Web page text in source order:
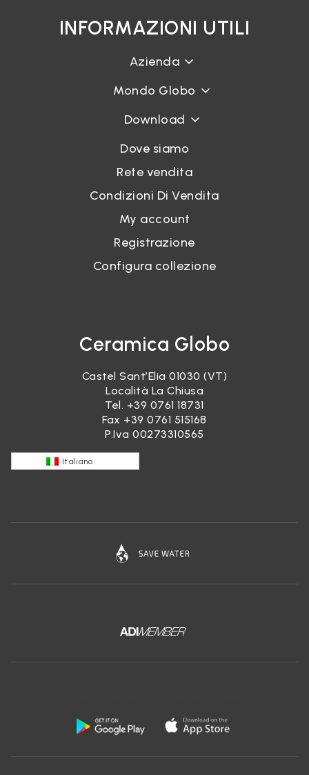
Recupera password
INFORMAZIONI UTILI
Azienda
Mondo Globo
Download
Dove siamo
Rete vendita
Condizioni Di Vendita
My account
Registrazione
Configura collezione
Ceramica Globo
Castel Sant’Elia 01030 (VT)
Località La Chiusa
Tel. +39 0761 18731
Fax +39 0761 515168
P.Iva 00273310565
Italiano